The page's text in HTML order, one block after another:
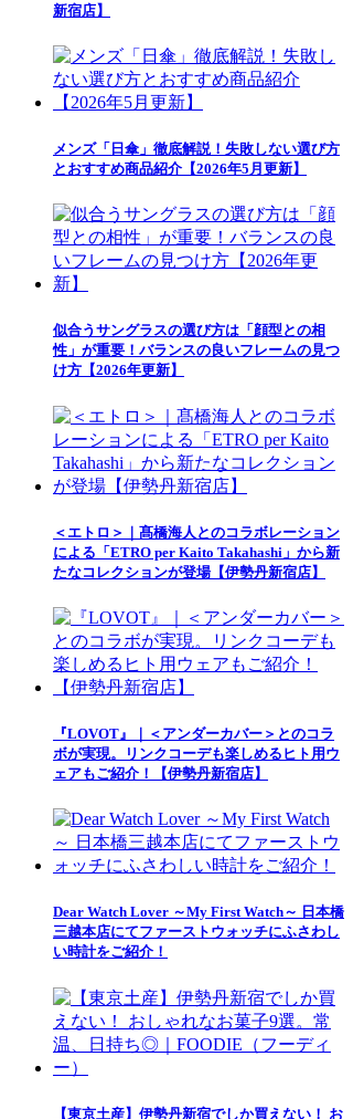
新宿店】
メンズ「日傘」徹底解説！失敗しない選び方
とおすすめ商品紹介【2026年5月更新】
似合うサングラスの選び方は「顔型との相
性」が重要！バランスの良いフレームの見つ
け方【2026年更新】
＜エトロ＞｜髙橋海人とのコラボレーション
による「ETRO per Kaito Takahashi」から新
たなコレクションが登場【伊勢丹新宿店】
『LOVOT』｜＜アンダーカバー＞とのコラ
ボが実現。リンクコーデも楽しめるヒト用ウ
ェアもご紹介！【伊勢丹新宿店】
Dear Watch Lover ～My First Watch～ 日本橋
三越本店にてファーストウォッチにふさわし
い時計をご紹介！
【東京土産】伊勢丹新宿でしか買えない！ お